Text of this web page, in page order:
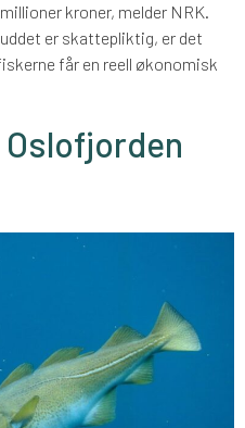
kroner, melder NRK.
er skattepliktig, er det
får en reell økonomisk